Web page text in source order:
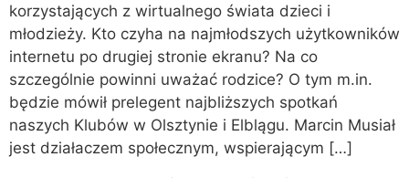
korzystających z wirtualnego świata dzieci i
młodzieży. Kto czyha na najmłodszych użytkowników
internetu po drugiej stronie ekranu? Na co
szczególnie powinni uważać rodzice? O tym m.in.
będzie mówił prelegent najbliższych spotkań
naszych Klubów w Olsztynie i Elblągu. Marcin Musiał
jest działaczem społecznym, wspierającym […]